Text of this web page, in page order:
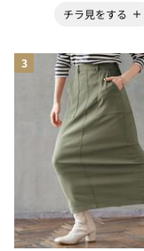
チラ見をする
3